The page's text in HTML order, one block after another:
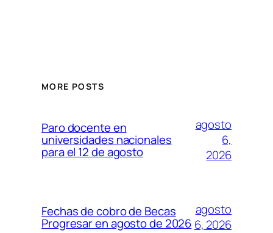
MORE POSTS
Paro docente en
universidades nacionales
para el 12 de agosto
agosto
6,
2026
Fechas de cobro de Becas
Progresar en agosto de 2026
agosto
6, 2026